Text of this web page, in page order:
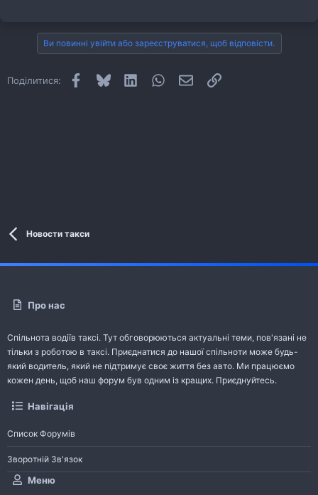
Ви повинні увійти або зареєструватися, щоб відповісти.
Поділитися: Facebook
Bluesky LinkedInWhatsApp
E-mailПосилання
Новости такси
Про нас
Спільнота водіїв таксі. Тут обговорюються актуальні теми, пов'язані не
тільки з роботою в таксі. Приєднатися до нашої спільноти може будь-
який водитель, який не підтримує своє життя без авто. Ми працюємо
кожен день, щоб наш форум був одним із кращих. Приєднуйтесь.
Навігація
Список Форумів
Зворотній Зв'язок
Меню